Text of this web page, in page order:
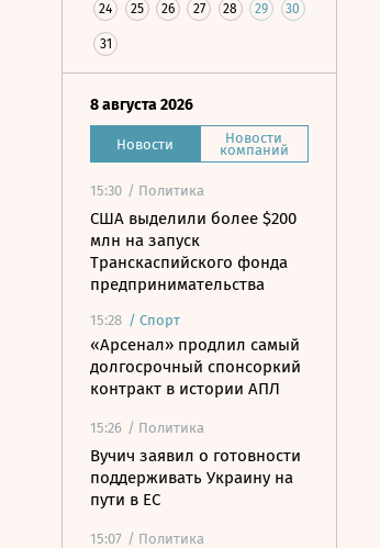
24 25 26 27 28 29 30
31
8 августа 2026
Новости Новости
компаний
15:30 / Политика
США выделили более $200
млн на запуск
Транскаспийского фонда
предпринимательства
15:28 / Спорт
«Арсенал» продлил самый
долгосрочный спонсоркий
контракт в истории АПЛ
15:26 / Политика
Вучич заявил о готовности
поддерживать Украину на
пути в ЕС
15:07 / Политика